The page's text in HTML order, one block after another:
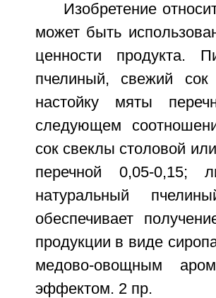
Изобретение
может быть
ценности продукта.
пчелиный, свежий
настойку мяты
следующем
сок свеклы столовой
перечной 0,05-0,15;
натуральный
обеспечивает
продукции в виде
медово-овощным
эффектом. 2 пр.